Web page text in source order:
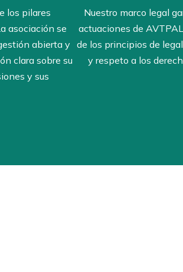
los pilares
asociación se
abierta y
clara sobre su
y sus
Nuestro marco legal
actuaciones de
de los principios de
y respeto a los